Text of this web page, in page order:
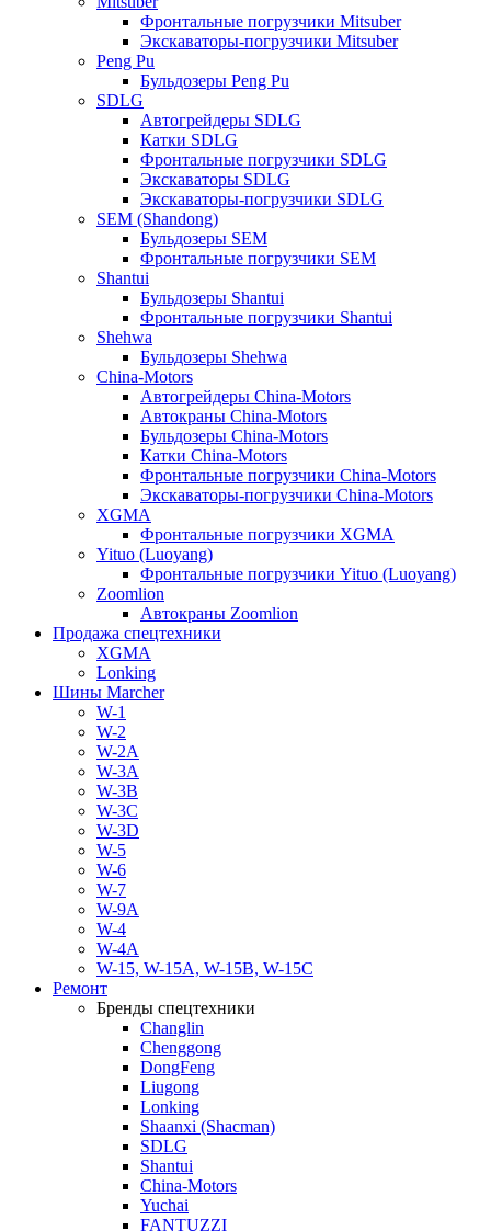
Фронтальные погрузчики Mitsuber
Экскаваторы-погрузчики Mitsuber
Peng Pu
Бульдозеры Peng Pu
SDLG
Автогрейдеры SDLG
Катки SDLG
Фронтальные погрузчики SDLG
Экскаваторы SDLG
Экскаваторы-погрузчики SDLG
SEM (Shandong)
Бульдозеры SEM
Фронтальные погрузчики SEM
Shantui
Бульдозеры Shantui
Фронтальные погрузчики Shantui
Shehwa
Бульдозеры Shehwa
China-Motors
Автогрейдеры China-Motors
Автокраны China-Motors
Бульдозеры China-Motors
Катки China-Motors
Фронтальные погрузчики China-Motors
Экскаваторы-погрузчики China-Motors
XGMA
Фронтальные погрузчики XGMA
Yituo (Luoyang)
Фронтальные погрузчики Yituo (Luoyang)
Zoomlion
Автокраны Zoomlion
Продажа спецтехники
XGMA
Lonking
Шины Marcher
W-1
W-2
W-2A
W-3A
W-3B
W-3C
W-3D
W-5
W-6
W-7
W-9A
W-4
W-4A
W-15, W-15A, W-15B, W-15C
Ремонт
Бренды спецтехники
Changlin
Chenggong
DongFeng
Liugong
Lonking
Shaanxi (Shacman)
SDLG
Shantui
China-Motors
Yuchai
FANTUZZI